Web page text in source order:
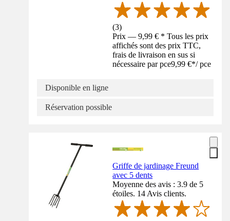
(3)
Prix — 9,99 € * Tous les prix
affichés sont des prix TTC,
frais de livraison en sus si
nécessaire par pce9,99 €*/ pce
Disponible en ligne
Réservation possible
Griffe de jardinage Freund
avec 5 dents
Moyenne des avis : 3.9 de 5
étoiles. 14 Avis clients.